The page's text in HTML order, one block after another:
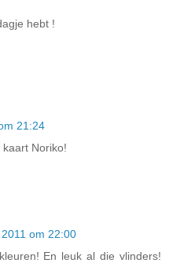
hebt !
21:24
Noriko!
om 22:00
En leuk al die vlinders!